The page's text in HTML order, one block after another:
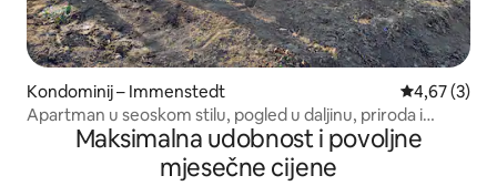
Kondominij – Immenstedt Prosječna
4,67 (3)
Apartman u seoskom stilu, pogled u daljinu, priroda i
blizina Sjevernog mora
Maksimalna udobnost i povoljne
mjesečne cijene